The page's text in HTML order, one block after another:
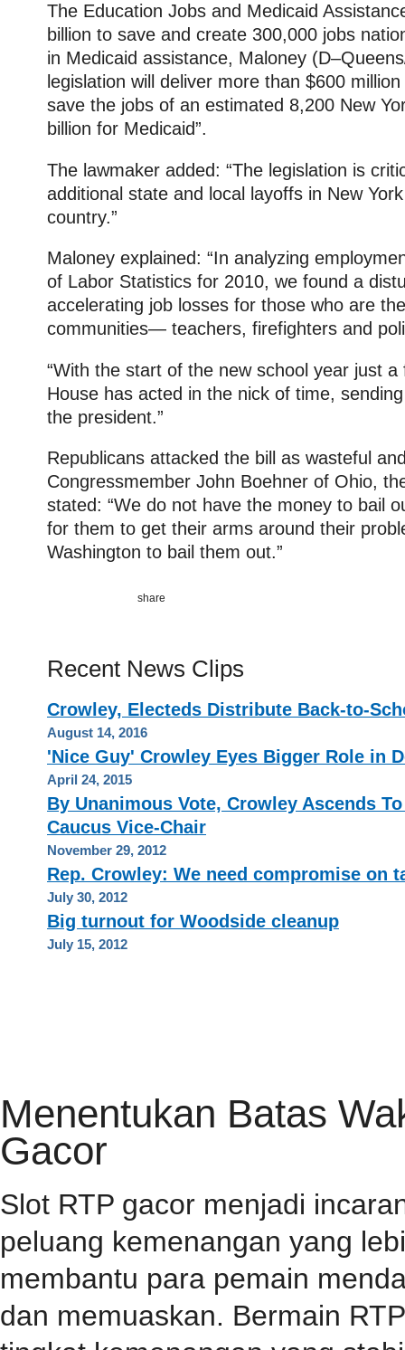
The Education Jobs and Medicaid
billion to save and create 300,000 jobs
in Medicaid assistance, Maloney
legislation will deliver more than $600
save the jobs of an estimated 8,200 New
billion for Medicaid”.
The lawmaker added: “The legislation is
additional state and local layoffs in New
country.”
Maloney explained: “In analyzing
of Labor Statistics for 2010, we found a
accelerating job losses for those who are
communities— teachers, firefighters and
“With the start of the new school year just
House has acted in the nick of time,
the president.”
Republicans attacked the bill as wasteful
Congressmember John Boehner of Ohio,
stated: “We do not have the money to bail
for them to get their arms around their
Washington to bail them out.”
Recent News Clips
Crowley, Electeds Distribute Back-to-
August 14, 2016
'Nice Guy' Crowley Eyes Bigger Role in
April 24, 2015
By Unanimous Vote, Crowley Ascends
Caucus Vice-Chair
November 29, 2012
Rep. Crowley: We need compromise on
July 30, 2012
Big turnout for Woodside cleanup
July 15, 2012
Menentukan Batas
Gacor
Slot RTP gacor menjadi
peluang kemenangan yang
membantu para pemain
dan memuaskan. Bermain